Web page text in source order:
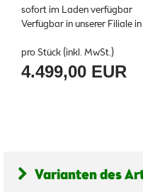
sofort im Laden verfügbar
Verfügbar in unserer Filiale
pro Stück (inkl. MwSt.)
4.499,00 EUR
Varianten des